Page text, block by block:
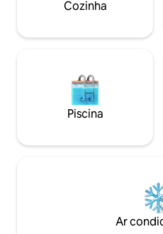
da rede: alimentado por 95%
elétricos de nível 2 e água da
Cozinha
Piscina
Ar